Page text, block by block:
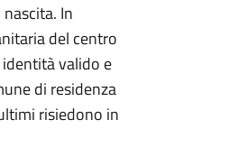
In
del centro
valido e
di residenza
risiedono in